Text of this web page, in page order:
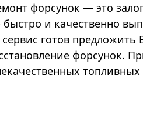
форсунок — это
и качественно
готов предложить
форсунок.